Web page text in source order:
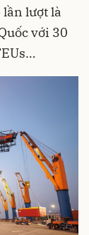
lượt là
với 30